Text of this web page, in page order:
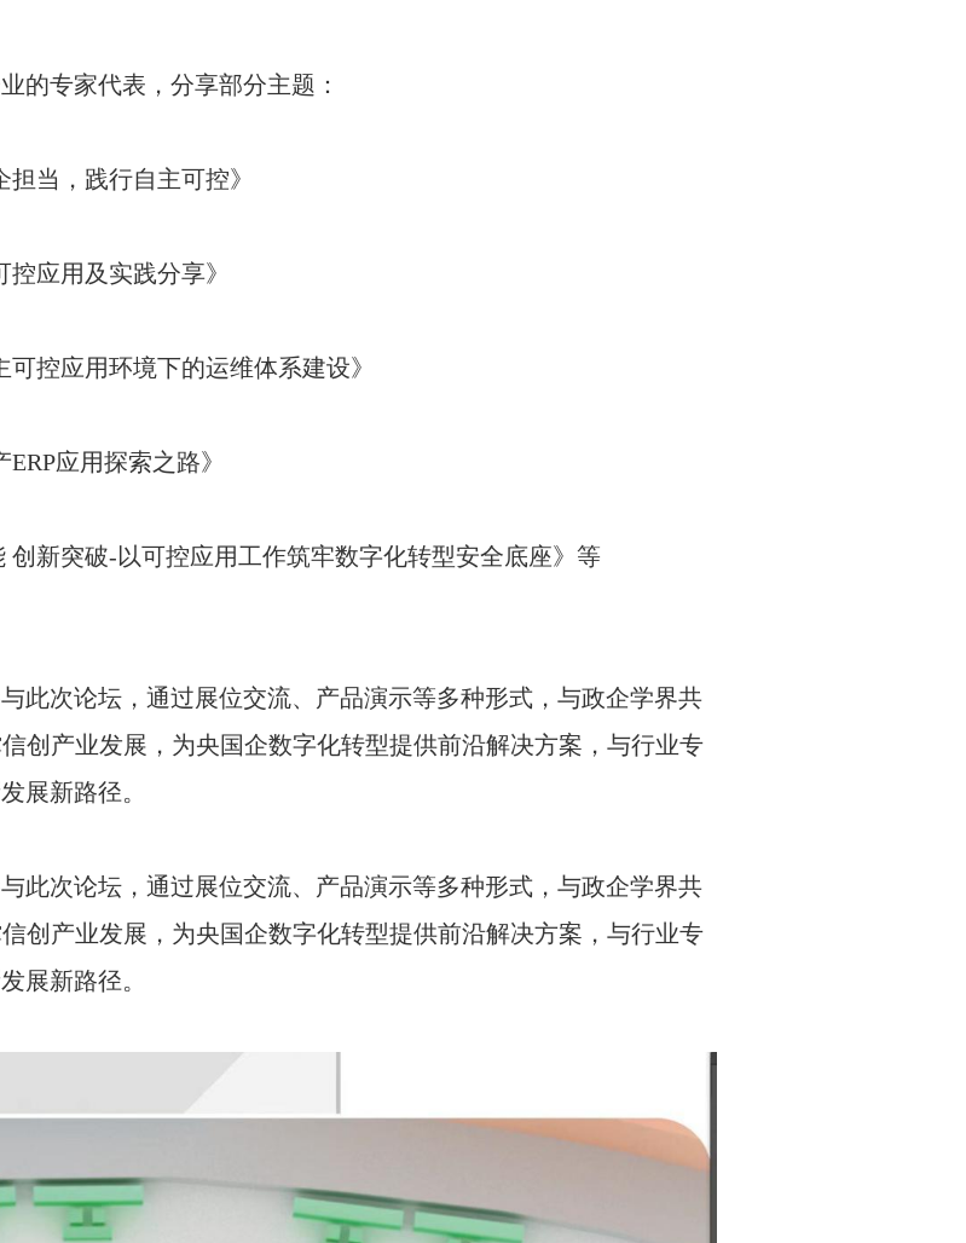
的专家代表，分享部分主题：
当，践行自主可控》
应用及实践分享》
控应用环境下的运维体系建设》
应用探索之路》
新突破-以可控应用工作筑牢数字化转型安全底座》等
次论坛，通过展位交流、产品演示等多种形式，与政企学界共
创产业发展，为央国企数字化转型提供前沿解决方案，与行业专
展新路径。
次论坛，通过展位交流、产品演示等多种形式，与政企学界共
创产业发展，为央国企数字化转型提供前沿解决方案，与行业专
展新路径。